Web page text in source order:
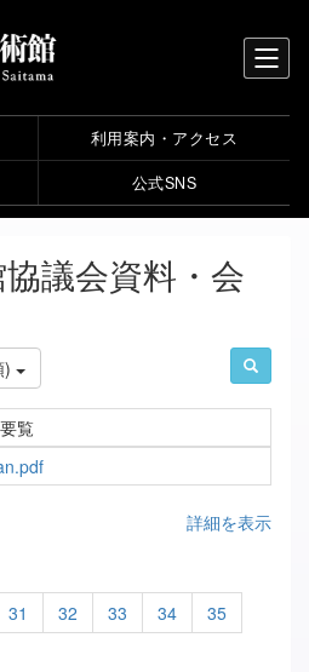
利用案内・アクセス
公式SNS
議会資料・会
)
覧
詳細を表示
31 32 33 34
35